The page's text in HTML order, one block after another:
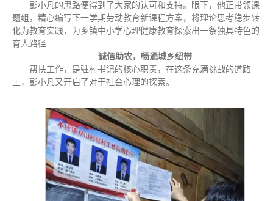
彭小凡的思路便得到了大家的认可和支持。眼下，他正带领课
题组，精心编写下一学期劳动教育新课程方案，将理论思考稳步转
化为教育实践，为乡镇中小学心理健康教育探索出一条独具特色的
育人路径......
诚信助农，畅通城乡纽带
帮扶工作，是驻村书记的核心职责，在这条充满挑战的道路
上，彭小凡又开启了对于社会心理的探索。